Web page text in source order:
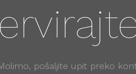
pošaljite upit preko